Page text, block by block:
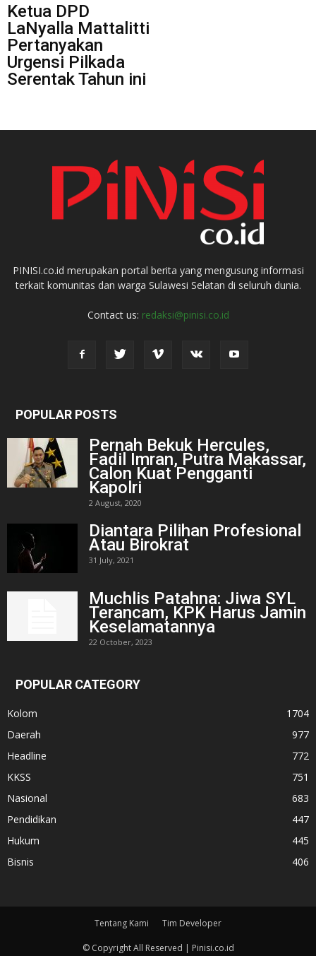
Ketua DPD
LaNyalla Mattalitti
Pertanyakan
Urgensi Pilkada
Serentak Tahun ini
PINISI.co.id merupakan portal berita yang mengusung informasi
terkait komunitas dan warga Sulawesi Selatan di seluruh dunia.
Contact us: redaksi@pinisi.co.id
POPULAR POSTS
Pernah Bekuk Hercules,
Fadil Imran, Putra Makassar,
Calon Kuat Pengganti
Kapolri
2 August, 2020
Diantara Pilihan Profesional
Atau Birokrat
31 July, 2021
Muchlis Patahna: Jiwa SYL
Terancam, KPK Harus Jamin
Keselamatannya
22 October, 2023
POPULAR CATEGORY
Kolom
1704
Daerah
977
Headline
772
KKSS
751
Nasional
683
Pendidikan
447
Hukum
445
Bisnis
406
Tentang Kami Tim Developer
© Copyright All Reserved | Pinisi.co.id